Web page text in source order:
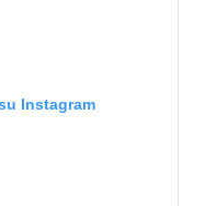
Instagram